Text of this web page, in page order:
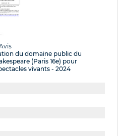
du domaine public du
(Paris 16e) pour
vivants - 2024